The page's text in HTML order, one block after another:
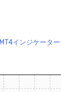
MT4インジケーター